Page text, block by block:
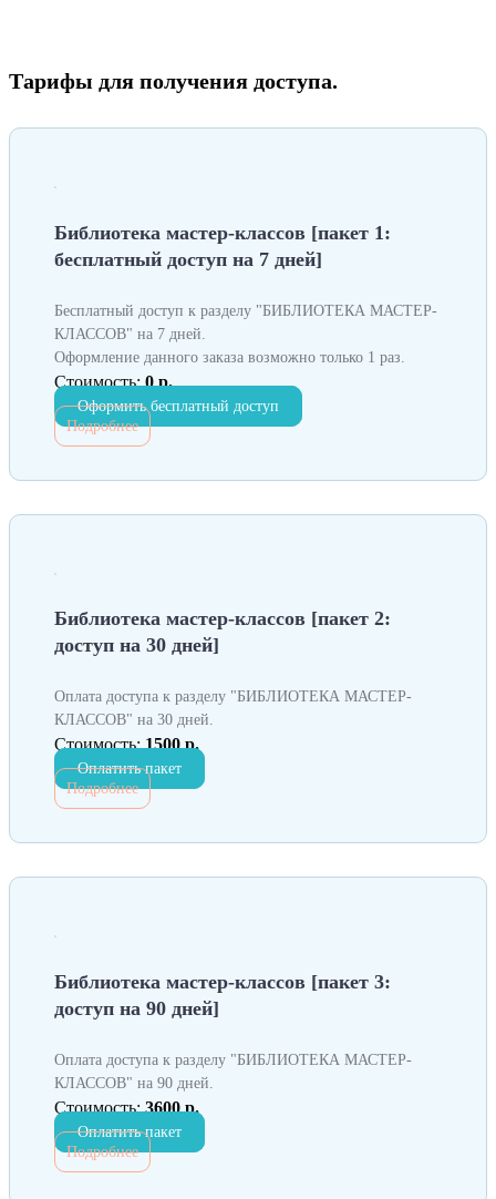
Тарифы для получения доступа.
Библиотека мастер-классов [пакет 1:
бесплатный доступ на 7 дней]
Бесплатный доступ к разделу "БИБЛИОТЕКА МАСТЕР-
КЛАССОВ" на 7 дней.
Оформление данного заказа возможно только 1 раз.
Стоимость: 0 р.
Оформить бесплатный доступ
Подробнее
Библиотека мастер-классов [пакет 2:
доступ на 30 дней]
Оплата доступа к разделу "БИБЛИОТЕКА МАСТЕР-
КЛАССОВ" на 30 дней.
Стоимость: 1500 р.
Оплатить пакет
Подробнее
Библиотека мастер-классов [пакет 3:
доступ на 90 дней]
Оплата доступа к разделу "БИБЛИОТЕКА МАСТЕР-
КЛАССОВ" на 90 дней.
Стоимость: 3600 р.
Оплатить пакет
Подробнее